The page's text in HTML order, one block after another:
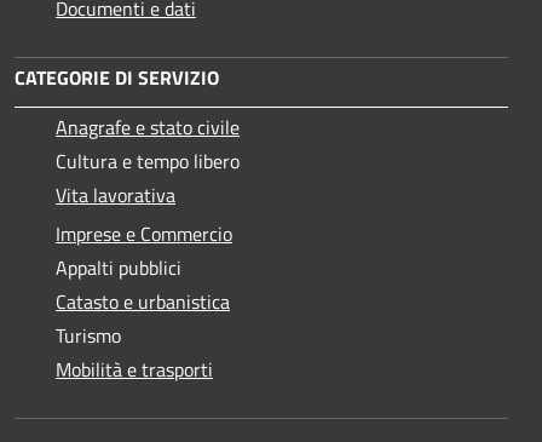
Documenti e dati
CATEGORIE DI SERVIZIO
Anagrafe e stato civile
Cultura e tempo libero
Vita lavorativa
Imprese e Commercio
Appalti pubblici
Catasto e urbanistica
Turismo
Mobilità e trasporti